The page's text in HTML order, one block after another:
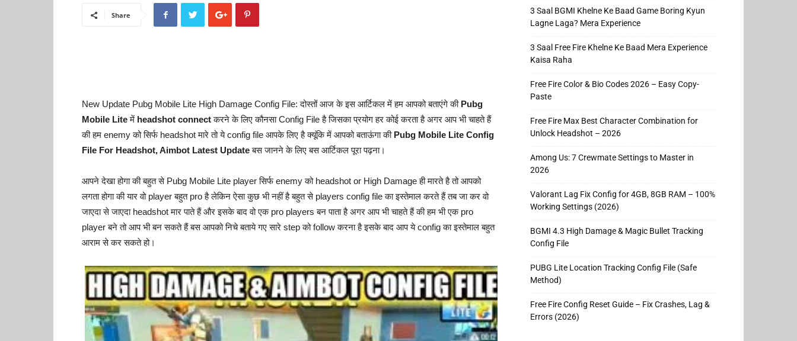
Share
New Update Pubg Mobile Lite High Damage Config File: दोस्तों आज के इस आर्टिकल में हम आपको बताएंगे की Pubg
Mobile Liteमें headshot connectकरने के लिए कौनसा Config File है जिसका प्रयोग हर कोई करता है अगर आप भी चाहते हैं
की हम enemy को सिर्फ headshot मारे तो ये config file आपके लिए है क्यूंकि में आपको बताऊंगा की Pubg Mobile Lite Config
File For Headshot, Aimbot Latest Updateबस जानने के लिए बस आर्टिकल पूरा पढ़ना।
आपने देखा होगा की बहुत से Pubg Mobile Lite player सिर्फ enemy को headshot or High Damage ही मारते है तो आपको
लगता होगा की यार वो player बहुत pro है लेकिन ऐसा कुछ भी नहीं है बहुत से players config file का इस्तेमाल करते हैं तब जा कर वो
जाएदा से जाएदा headshot मार पाते हैं और इसके बाद वो एक pro players बन पाता है अगर आप भी चाहते हैं की हम भी एक pro
player बने तो आप भी बन सकते हैं बस आपको निचे बताये गए सारे step को follow करना है इसके बाद आप ये config का इस्तेमाल बहुत
आराम से कर सकते हो।
3 Saal BGMI Khelne Ke Baad Game Boring Kyun
Lagne Laga? Mera Experience
3 Saal Free Fire Khelne Ke Baad Mera Experience
Kaisa Raha
Free Fire Color & Bio Codes 2026 – Easy Copy-
Paste
Free Fire Max Best Character Combination for
Unlock Headshot – 2026
Among Us: 7 Crewmate Settings to Master in
2026
Valorant Lag Fix Config for 4GB, 8GB RAM – 100%
Working Settings (2026)
BGMI 4.3 High Damage & Magic Bullet Tracking
Config File
PUBG Lite Location Tracking Config File (Safe
Method)
Free Fire Config Reset Guide – Fix Crashes, Lag &
Errors (2026)